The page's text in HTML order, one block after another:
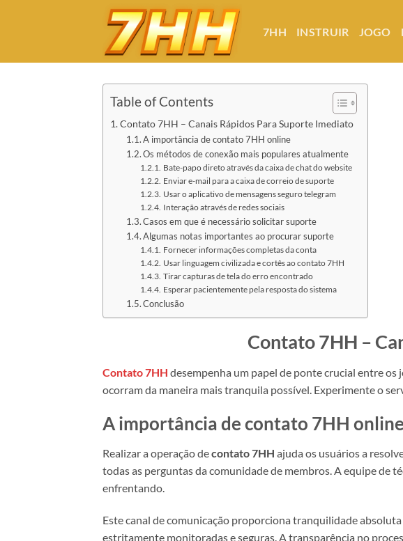
dung
7HH INSTRUIR JOGO
Table of Contents
Contato 7HH – Canais Rápidos Para Suporte Imediato
A importância de contato 7HH online
Os métodos de conexão mais populares atualmente
Bate-papo direto através da caixa de chat do website
Enviar e-mail para a caixa de correio de suporte
Usar o aplicativo de mensagens seguro telegram
Interação através de redes sociais
Casos em que é necessário solicitar suporte
Algumas notas importantes ao procurar suporte
Fornecer informações completas da conta
Usar linguagem civilizada e cortês ao contato 7HH
Tirar capturas de tela do erro encontrado
Esperar pacientemente pela resposta do sistema
Conclusão
Contato 7HH –
Contato 7HH desempenha um papel de ponte crucial entre
ocorram da maneira mais tranquila possível. Experimente o
A importância de contato 7HH online
Realizar a operação decontato 7HH ajuda os usuários a
todas as perguntas da comunidade de membros. A equipe de
enfrentando.
Este canal de comunicação proporciona tranquilidade
estritamente monitoradas e seguras. A transparência no